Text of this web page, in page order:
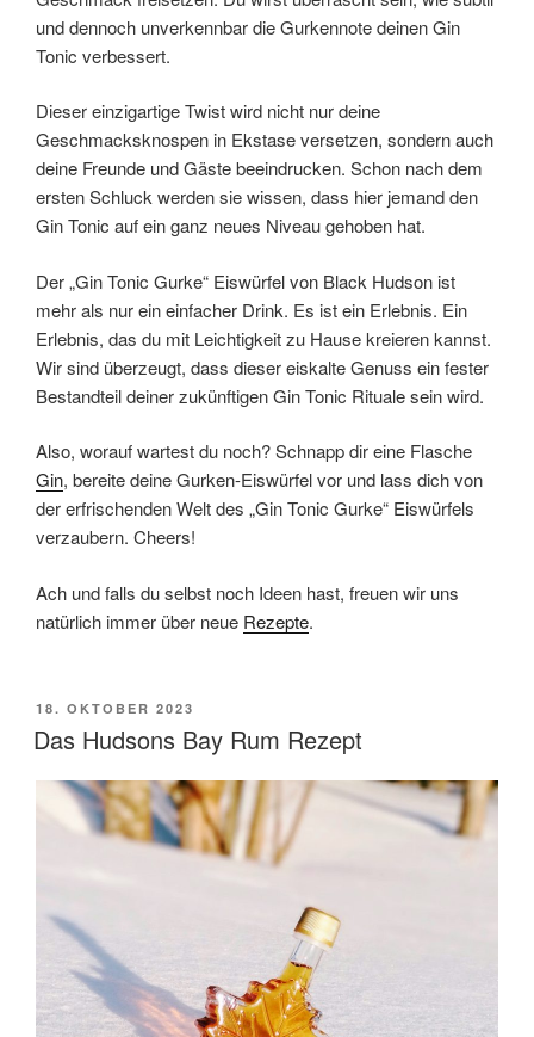
und dennoch unverkennbar die Gurkennote deinen Gin
Tonic verbessert.
Dieser einzigartige Twist wird nicht nur deine
Geschmacksknospen in Ekstase versetzen, sondern auch
deine Freunde und Gäste beeindrucken. Schon nach dem
ersten Schluck werden sie wissen, dass hier jemand den
Gin Tonic auf ein ganz neues Niveau gehoben hat.
Der „Gin Tonic Gurke“ Eiswürfel von Black Hudson ist
mehr als nur ein einfacher Drink. Es ist ein Erlebnis. Ein
Erlebnis, das du mit Leichtigkeit zu Hause kreieren kannst.
Wir sind überzeugt, dass dieser eiskalte Genuss ein fester
Bestandteil deiner zukünftigen Gin Tonic Rituale sein wird.
Also, worauf wartest du noch? Schnapp dir eine Flasche
Gin, bereite deine Gurken-Eiswürfel vor und lass dich von
der erfrischenden Welt des „Gin Tonic Gurke“ Eiswürfels
verzaubern. Cheers!
Ach und falls du selbst noch Ideen hast, freuen wir uns
natürlich immer über neue Rezepte.
VERÖFFENTLICHT
AM
18. OKTOBER 2023
Das Hudsons Bay Rum Rezept